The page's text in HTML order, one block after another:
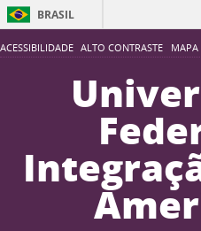
ACESSIBILIDADE ALTO CONTRASTE MAPA
BRASIL